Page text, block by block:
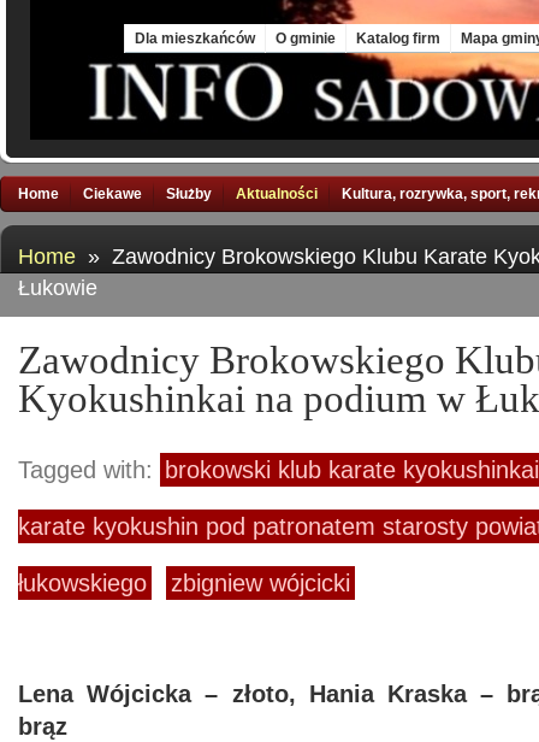
Dla mieszkańców O gminie Katalog firm Mapa
Home Ciekawe Służby Aktualności Kultura, rozrywka, sport,
Home » Zawodnicy Brokowskiego Klubu Karate
Łukowie
Zawodnicy Brokowskiego
Kyokushinkai na podium w
Tagged with: brokowski klub karate kyokushinkai
karate kyokushin pod patronatem starosty
łukowskiego zbigniew wójcicki
Lena Wójcicka – złoto, Hania Kraska –
brąz